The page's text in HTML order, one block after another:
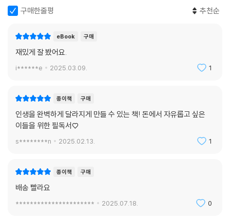
개서 여러 개의 게시물을 작성하는 편이 방문자도 늘릴 수 있고, 방문자의
--- p.283
지속 가능한 재테크 방법은 복잡하지 않다. 차곡차곡 쌓이는 통장 잔고를
보며 돈 모으는 일에 다시 재미를 붙일 수도 있고, 현재의 일상에서 행복을
누면서 새로운 콘텐츠를 만들어낼 수도 있다. 김알밥은 시행착오를 겪으며
목표를 향해 나아갔다. 극단적 저축으로 피폐해진 삶은 ‘돈 제대로 쓰는 연
습’을 통해 되돌렸고, 빠른 SNS 채널 성장에 집착하는 대신 내가 할 수 있
았다. 그러자 어느 순간 저축에 속도가 붙었고 결국 예상보다도 빠르게 자
산 1억 원이라는 목표를 달성할 수 있었다.
모든 것을 겪어보고 이겨냈기에 김알밥은 자신 있게 말한다. 어떤 고민이
이야기는 팍팍한 현실 앞에 멈춰 선 독자들이 한계를 뛰어넘을 수 있도록
등을 밀어줄 것이다.
구매한줄평 추천순
eBook 구매
재밌게 잘 봤어요.
i******e 2025.03.09. 1
종이책 구매
인생을 완벽하게 달라지게 만들 수 있는 책! 돈에서 자유롭고 싶은
이들을 위한 필독서♡
s********n 2025.02.13. 1
종이책 구매
배송 빨라요
********************** 2025.07.18. 0